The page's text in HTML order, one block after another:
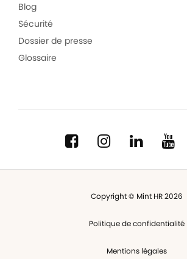
Blog
Sécurité
Dossier de presse
Glossaire
Copyright © Mint HR 2026
Politique de confidentialité
Mentions légales